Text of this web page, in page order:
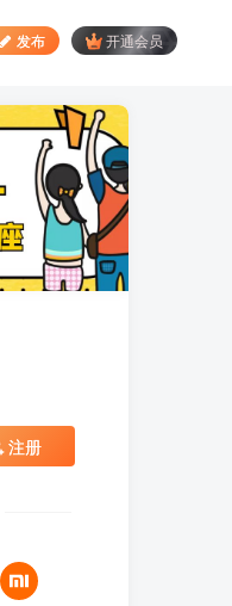
发布 开通会员
接码平台，一
，号码多的
877
尸防御之战游
，单机一天
体验官项
动动手指下
获取高额收
50+ 只需动
了！Ks全
注册